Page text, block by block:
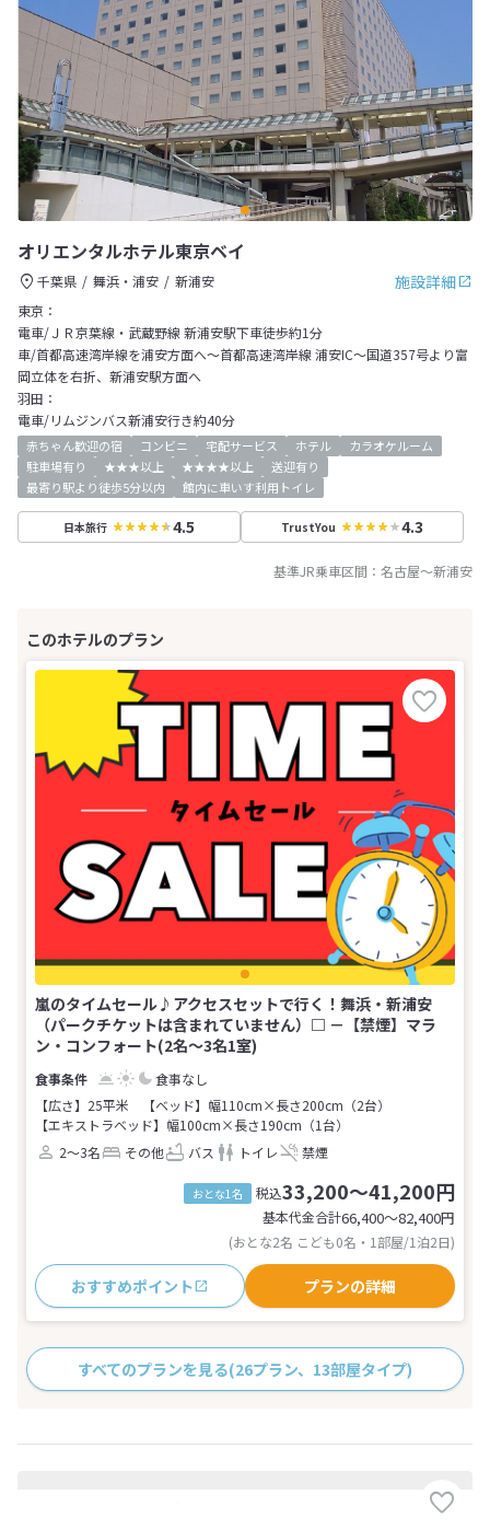
オリエンタルホテル東京ベイ
施設詳細
千葉県 舞浜・浦安
新浦安
東京：
電車/ＪＲ京葉線・武蔵野線 新浦安駅下車徒歩約1分
車/首都高速湾岸線を浦安方面へ～首都高速湾岸線 浦安IC～国道357号より富
岡立体を右折、新浦安駅方面へ
羽田：
電車/リムジンバス新浦安行き約40分
赤ちゃん歓迎の宿 コンビニ 宅配サービス ホテル
カラオケルーム
駐車場有り
★★★以上 ★★★★以上
送迎有り
最寄り駅より徒歩5分以内
館内に車いす利用トイレ
日本旅行 4.5 TrustYou 4.3
基準JR乗車区間： 名古屋～新浦安
嵐のタイムセール♪アクセスセットで行く！舞浜・新浦安
（パークチケットは含まれていません）□ －【禁煙】マラ
ン・コンフォート(2名～3名1室)
食事なし
【広さ】25平米
【ベッド】幅110cm×長さ200cm（2台）
【エキストラベッド】幅100cm×長さ190cm（1台）
2～3名
その他 バス トイレ 禁煙
おとな1名 税込33,200～41,200円
基本代金合計66,400〜82,400円
(おとな2名 こども0名・1部屋/1泊2日)
おすすめポイント プランの詳細
すべてのプランを見る(26プラン、13部屋タイプ)